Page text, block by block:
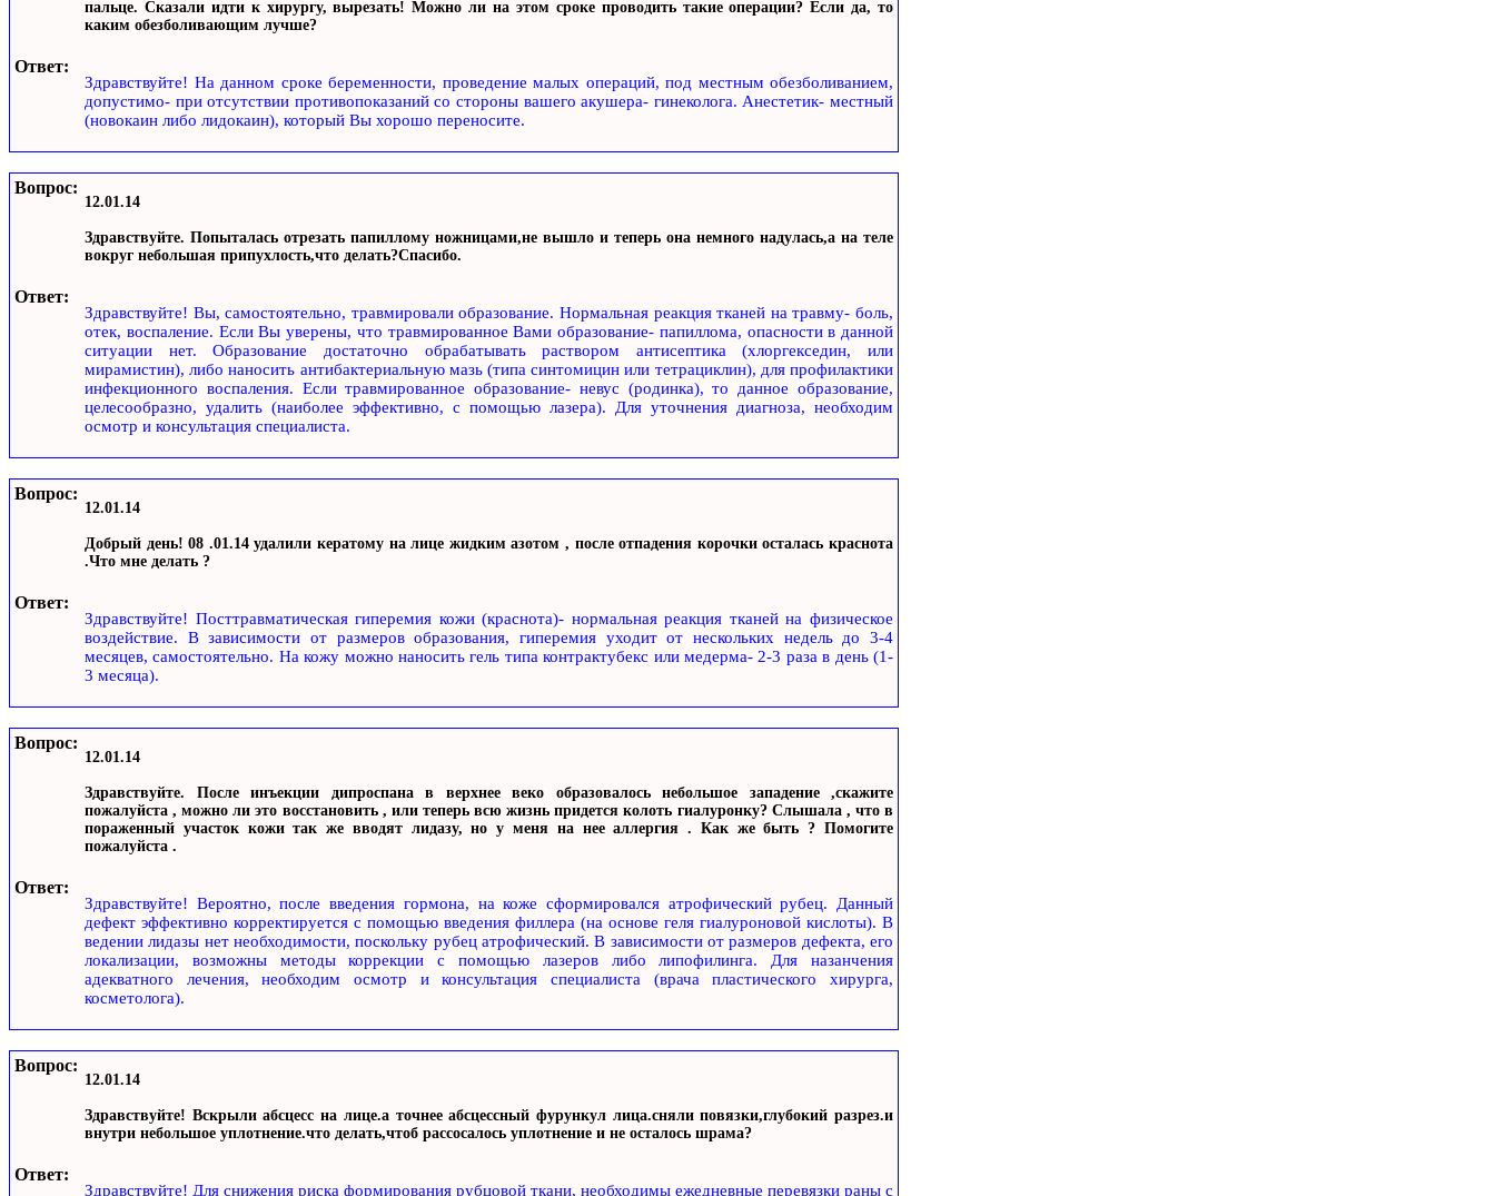
пальце. Сказали идти к хирургу, вырезать! Можно ли на этом сроке проводить такие операции? Если да, то
каким обезболивающим лучше?
Ответ:
Здравствуйте! На данном сроке беременности, проведение малых операций, под местным обезболиванием,
допустимо- при отсутствии противопоказаний со стороны вашего акушера- гинеколога. Анестетик- местный
(новокаин либо лидокаин), который Вы хорошо переносите.
Вопрос:
12.01.14
Здравствуйте. Попыталась отрезать папиллому ножницами,не вышло и теперь она немного надулась,а на теле
вокруг небольшая припухлость,что делать?Спасибо.
Ответ:
Здравствуйте! Вы, самостоятельно, травмировали образование. Нормальная реакция тканей на травму- боль,
отек, воспаление. Если Вы уверены, что травмированное Вами образование- папиллома, опасности в данной
ситуации нет. Образование достаточно обрабатывать раствором антисептика (хлоргекседин, или
мирамистин), либо наносить антибактериальную мазь (типа синтомицин или тетрациклин), для профилактики
инфекционного воспаления. Если травмированное образование- невус (родинка), то данное образование,
целесообразно, удалить (наиболее эффективно, с помощью лазера). Для уточнения диагноза, необходим
осмотр и консультация специалиста.
Вопрос:
12.01.14
Добрый день! 08 .01.14 удалили кератому на лице жидким азотом , после отпадения корочки осталась краснота
.Что мне делать ?
Ответ:
Здравствуйте! Посттравматическая гиперемия кожи (краснота)- нормальная реакция тканей на физическое
воздействие. В зависимости от размеров образования, гиперемия уходит от нескольких недель до 3-4
месяцев, самостоятельно. На кожу можно наносить гель типа контрактубекс или медерма- 2-3 раза в день (1-
3 месяца).
Вопрос:
12.01.14
Здравствуйте. После инъекции дипроспана в верхнее веко образовалось небольшое западение ,скажите
пожалуйста , можно ли это восстановить , или теперь всю жизнь придется колоть гиалуронку? Слышала , что в
пораженный участок кожи так же вводят лидазу, но у меня на нее аллергия . Как же быть ? Помогите
пожалуйста .
Ответ:
Здравствуйте! Вероятно, после введения гормона, на коже сформировался атрофический рубец. Данный
дефект эффективно корректируется с помощью введения филлера (на основе геля гиалуроновой кислоты). В
ведении лидазы нет необходимости, поскольку рубец атрофический. В зависимости от размеров дефекта, его
локализации, возможны методы коррекции с помощью лазеров либо липофилинга. Для назанчения
адекватного лечения, необходим осмотр и консультация специалиста (врача пластического хирурга,
косметолога).
Вопрос:
12.01.14
Здравствуйте! Вскрыли абсцесс на лице.а точнее абсцессный фурункул лица.сняли повязки,глубокий разрез.и
внутри небольшое уплотнение.что делать,чтоб рассосалось уплотнение и не осталось шрама?
Ответ:
Здравствуйте! Для снижения риска формирования рубцовой ткани, необходимы ежедневные перевязки раны с